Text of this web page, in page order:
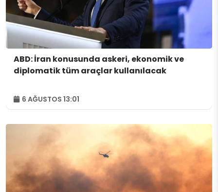
ABD: İran konusunda askeri, ekonomik ve
diplomatik tüm araçlar kullanılacak
6 AĞUSTOS 13:01